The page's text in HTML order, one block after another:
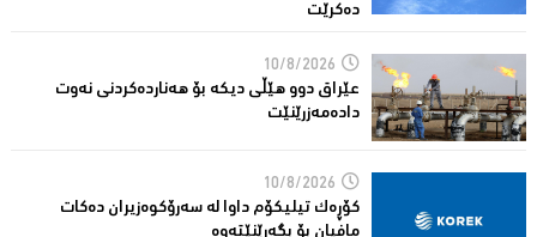
دەکرێت
10/8/2026
عێراق دوو هێڵى دیکە بۆ هەناردەکردنی نەوت
دادەمەزرێنێت
10/8/2026
کۆڕەک تیلیکۆم داوا لە سەرۆکوەزیران دەکات
مافیان بۆ بگەڕێنێتەوە